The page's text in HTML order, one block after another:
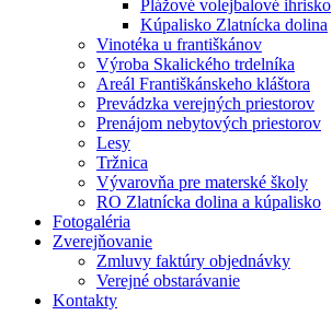
Plážové volejbalové ihrisko
Kúpalisko Zlatnícka dolina
Vinotéka u františkánov
Výroba Skalického trdelníka
Areál Františkánskeho kláštora
Prevádzka verejných priestorov
Prenájom nebytových priestorov
Lesy
Tržnica
Vývarovňa pre materské školy
RO Zlatnícka dolina a kúpalisko
Fotogaléria
Zverejňovanie
Zmluvy faktúry objednávky
Verejné obstarávanie
Kontakty